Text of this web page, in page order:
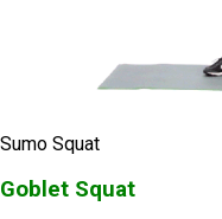
Sumo Squat
Goblet Squat